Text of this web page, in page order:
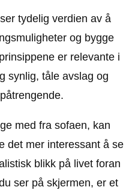
tydelig verdien av å
og bygge
er relevante i
synlig, tåle avslag og
med fra sofaen, kan
det mer interessant å se
blikk på livet foran
ser på skjermen, er et